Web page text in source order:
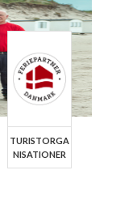
TURISTORGA
NISATIONER